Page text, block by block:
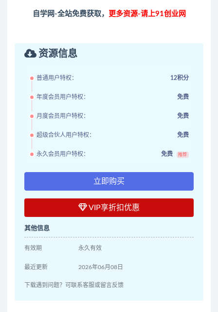
自学网-全站免费获取， 更多资源-请上91创业网
资源信息
普通用户特权： 12积分
年度会员用户特权： 免费
月度会员用户特权： 免费
超级合伙人用户特权： 免费
永久会员用户特权： 免费 推荐
立即购买
VIP享折扣优惠
其他信息
有效期 永久有效
最近更新 2026年06月08日
下载遇到问题？可联系客服或留言反馈